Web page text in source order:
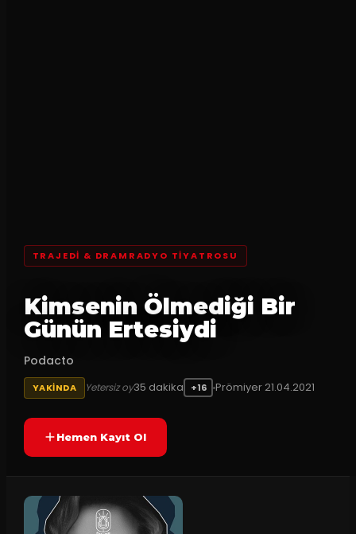
TRAJEDI & DRAMRADYO TIYATROSU
Kimsenin Ölmediği Bir
Günün Ertesiydi
Podacto
YAKINDA Yetersiz oy35 dakika +16 Prömiyer 21.04.2021
Hemen Kayıt Ol